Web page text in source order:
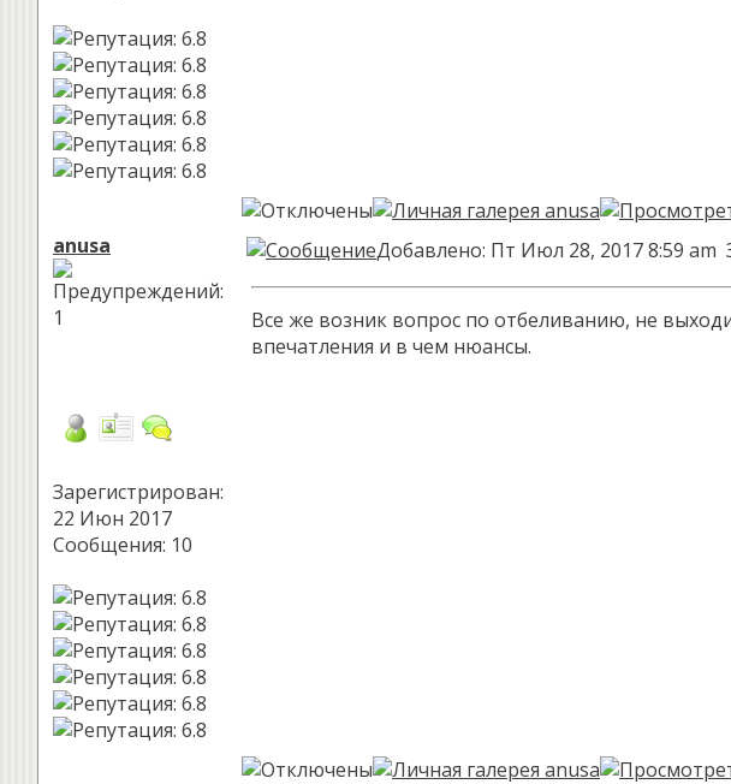
anusa
Зарегистрирован:
22 Июн 2017
Сообщения: 10
Добавлено: Пт Июл 28, 2017 8:59 am
Все же возник вопрос по отбеливанию, не
впечатления и в чем нюансы.